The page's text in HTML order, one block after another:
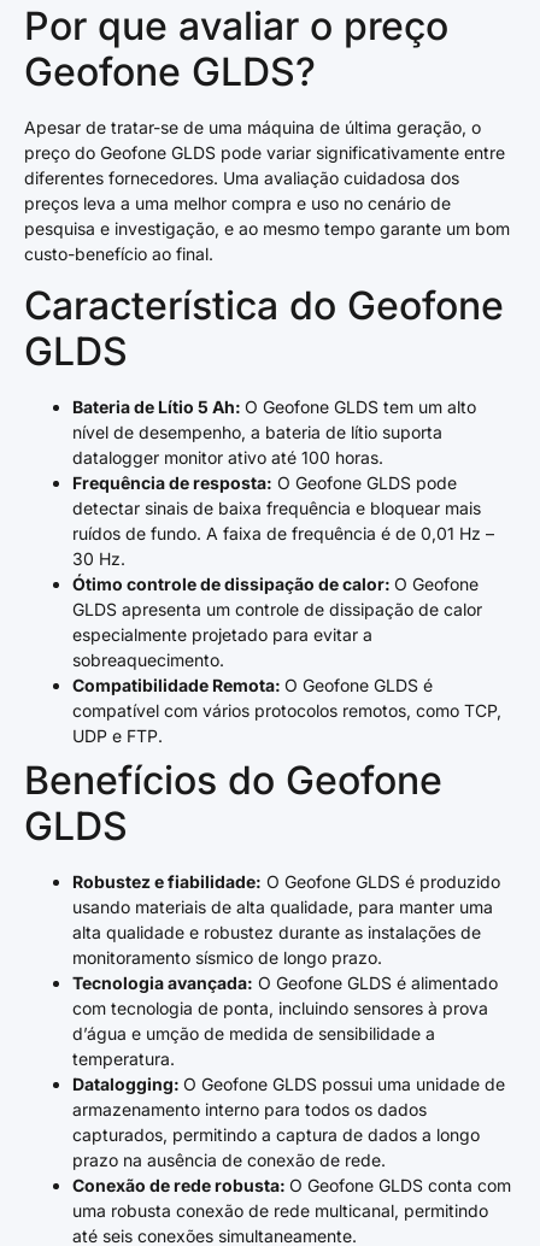
Por que avaliar o preço
Geofone GLDS?
Apesar de tratar-se de uma máquina de última geração, o
preço do Geofone GLDS pode variar significativamente entre
diferentes fornecedores. Uma avaliação cuidadosa dos
preços leva a uma melhor compra e uso no cenário de
pesquisa e investigação, e ao mesmo tempo garante um bom
custo-benefício ao final.
Característica do Geofone
GLDS
Bateria de Lítio 5 Ah: O Geofone GLDS tem um alto
nível de desempenho, a bateria de lítio suporta
datalogger monitor ativo até 100 horas.
Frequência de resposta: O Geofone GLDS pode
detectar sinais de baixa frequência e bloquear mais
ruídos de fundo. A faixa de frequência é de 0,01 Hz –
30 Hz.
Ótimo controle de dissipação de calor: O Geofone
GLDS apresenta um controle de dissipação de calor
especialmente projetado para evitar a
sobreaquecimento.
Compatibilidade Remota: O Geofone GLDS é
compatível com vários protocolos remotos, como TCP,
UDP e FTP.
Benefícios do Geofone
GLDS
Robustez e fiabilidade: O Geofone GLDS é produzido
usando materiais de alta qualidade, para manter uma
alta qualidade e robustez durante as instalações de
monitoramento sísmico de longo prazo.
Tecnologia avançada: O Geofone GLDS é alimentado
com tecnologia de ponta, incluindo sensores à prova
d’água e umção de medida de sensibilidade a
temperatura.
Datalogging: O Geofone GLDS possui uma unidade de
armazenamento interno para todos os dados
capturados, permitindo a captura de dados a longo
prazo na ausência de conexão de rede.
Conexão de rede robusta: O Geofone GLDS conta com
uma robusta conexão de rede multicanal, permitindo
até seis conexões simultaneamente.